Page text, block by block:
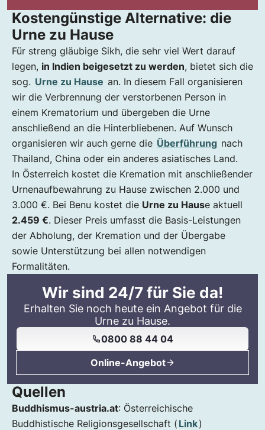
Kostengünstige Alternative: die
Urne zu Hause
Für streng gläubige Sikh, die sehr viel Wert darauf
legen, in Indien beigesetzt zu werden, bietet sich die
sog. Urne zu Hause an. In diesem Fall organisieren
wir die Verbrennung der verstorbenen Person in
einem Krematorium und übergeben die Urne
anschließend an die Hinterbliebenen. Auf Wunsch
organisieren wir auch gerne die Überführung nach
Thailand, China oder ein anderes asiatisches Land.
In Österreich kostet die Kremation mit anschließender
Urnenaufbewahrung zu Hause zwischen 2.000 und
3.000 €. Bei Benu kostet die Urne zu Hause aktuell
2.459 €. Dieser Preis umfasst die Basis-Leistungen
der Abholung, der Kremation und der Übergabe
sowie Unterstützung bei allen notwendigen
Formalitäten.
Wir sind 24/7 für Sie da!
Erhalten Sie noch heute ein Angebot für die
Urne zu Hause.
0800 88 44 04
Online-Angebot
Quellen
Buddhismus-austria.at: Österreichische
Buddhistische Religionsgesellschaft ( Link)